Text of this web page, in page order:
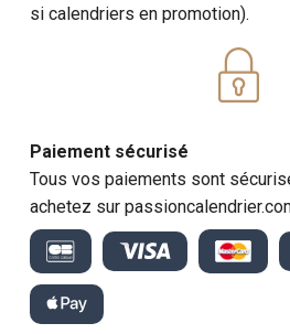
si calendriers en promotion).
Paiement sécurisé
Tous vos paiements sont
achetez sur